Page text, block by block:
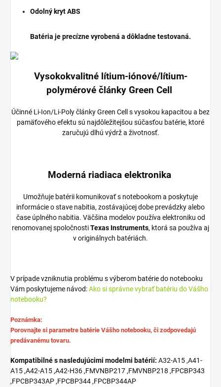
Odolný kryt ABS
Batéria je precízne vyrobená a dôkladne testovaná.
Vysokokvalitné lítium-iónové/lítium-
polymérové články Green Cell
Účinné Li-Ion/Li-Poly články Green Cell s vysokou kapacitou a bez
pamäťového efektu sú najdôležitejšou súčasťou batérie, ktoré
zaručujú dlhú výdrž a životnosť.
Moderná riadiaca elektronika
Umožňuje batérii komunikovať s notebookom a poskytuje
informácie o stave nabitia, zostávajúcej dobe prevádzky alebo
čase úplného nabitia. Väčšina modelov používa elektroniku od
renomovanej spoločnostiTexas Instruments, ktorá sa používa aj
v originálnych batériách.
V prípade vzniknutia problému s výberom batérie do notebooku
Vám poskytujeme návod:Ako si správne vybrať batériu do Vášho
notebooku?
Poznámka:
Porovnajte si parametre batérie Vášho notebooku, či zodpovedajú
predávanému tovaru.
Kompatibilné s nasledujúcimi modelmi batérií: A32-A15 ,A41-
A15 ,A42-A15 ,A42-H36 ,FMVNBP217 ,FMVNBP218 ,FPCBP343
,FPCBP343AP ,FPCBP344 ,FPCBP344AP